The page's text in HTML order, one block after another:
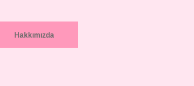
Hakkımızda